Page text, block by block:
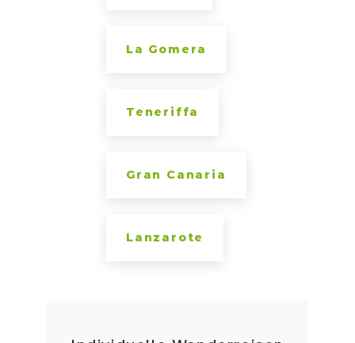
La Gomera
Teneriffa
Gran Canaria
Lanzarote